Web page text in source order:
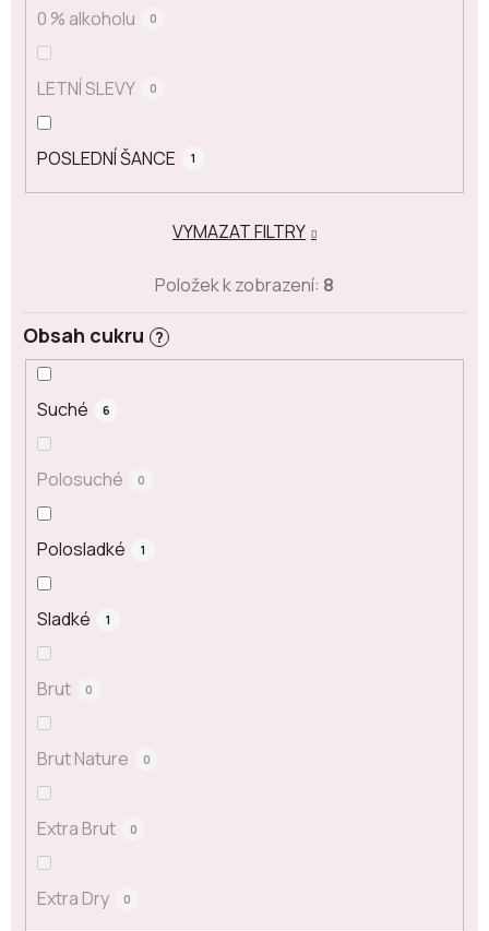
0 % alkoholu 0
LETNÍ SLEVY 0
POSLEDNÍ ŠANCE 1
Obsah cukru ?
Suché 6
Polosuché 0
Polosladké 1
Sladké 1
Brut 0
Brut Nature 0
Extra Brut 0
Extra Dry 0
VYMAZAT FILTRY
Položek k zobrazení: 8